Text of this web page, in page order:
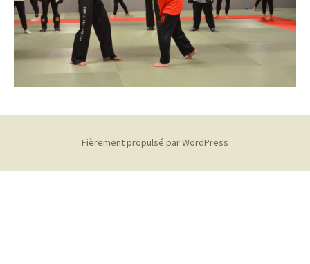
Fièrement propulsé par WordPress